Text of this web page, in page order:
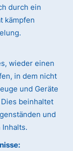
durch ein
kämpfen
wieder einen
in dem nicht
und Geräte
beinhaltet
und